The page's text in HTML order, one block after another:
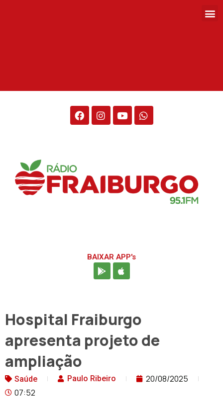
BAIXAR APP's
Hospital Fraiburgo
apresenta projeto de
ampliação
Saúde Paulo Ribeiro
20/08/2025
07:52